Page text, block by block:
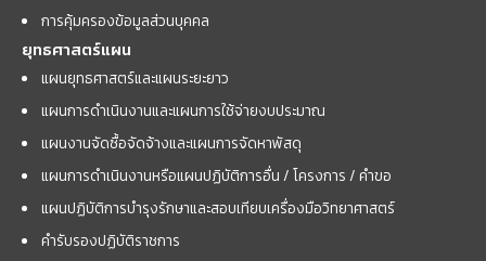
การคุ้มครองข้อมูลส่วนบุคคล
ยุทธศาสตร์แผน
แผนยุทธศาสตร์และแผนระยะยาว
แผนการดำเนินงานและแผนการใช้จ่ายงบประมาณ
แผนงานจัดซื้อจัดจ้างและแผนการจัดหาพัสดุ
แผนการดำเนินงานหรือแผนปฏิบัติการอื่น / โครงการ / คำขอ
แผนปฏิบัติการบำรุงรักษาและสอบเทียบเครื่องมือวิทยาศาสตร์
คำรับรองปฏิบัติราชการ